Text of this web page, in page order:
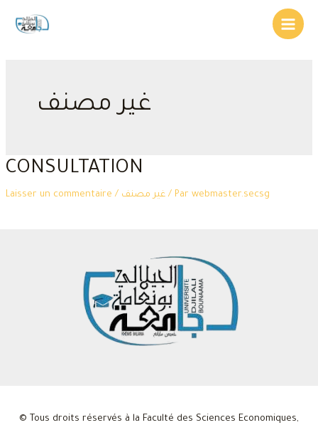
Main
غير مصنف
CONSULTATION
Laisser un commentaire / غير مصنف/ Par webmaster.secsg
© Tous droits réservés à la Faculté des Sciences Economiques,